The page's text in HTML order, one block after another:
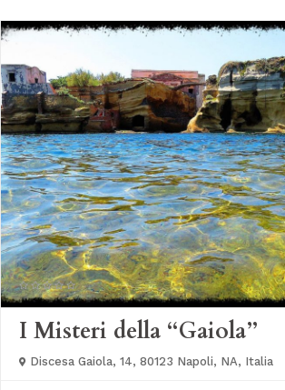
I Misteri della “Gaiola”
Discesa Gaiola, 14, 80123 Napoli, NA, Italia